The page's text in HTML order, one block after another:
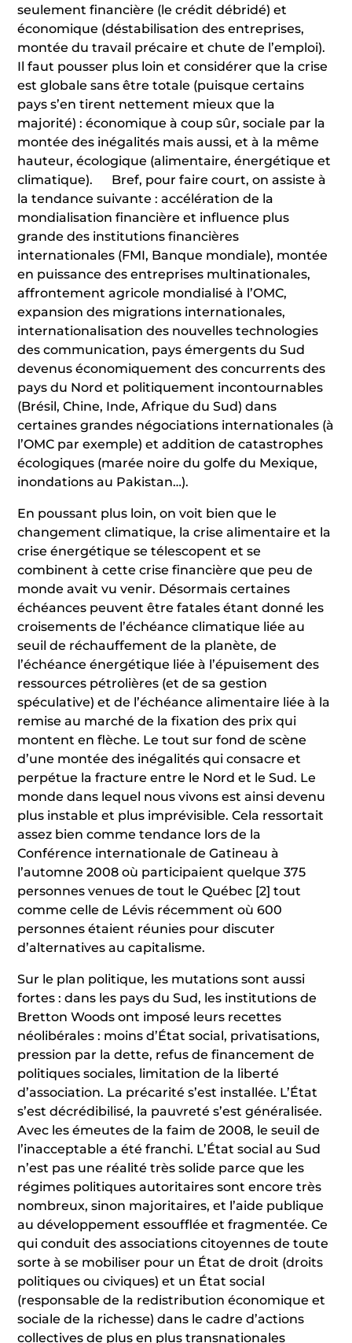
seulement financière (le crédit débridé) et
économique (déstabilisation des entreprises,
montée du travail précaire et chute de l’emploi).
Il faut pousser plus loin et considérer que la crise
est globale sans être totale (puisque certains
pays s’en tirent nettement mieux que la
majorité) : économique à coup sûr, sociale par la
montée des inégalités mais aussi, et à la même
hauteur, écologique (alimentaire, énergétique et
climatique). Bref, pour faire court, on assiste à
la tendance suivante : accélération de la
mondialisation financière et influence plus
grande des institutions financières
internationales (FMI, Banque mondiale), montée
en puissance des entreprises multinationales,
affrontement agricole mondialisé à l’OMC,
expansion des migrations internationales,
internationalisation des nouvelles technologies
des communication, pays émergents du Sud
devenus économiquement des concurrents des
pays du Nord et politiquement incontournables
(Brésil, Chine, Inde, Afrique du Sud) dans
certaines grandes négociations internationales (à
l’OMC par exemple) et addition de catastrophes
écologiques (marée noire du golfe du Mexique,
inondations au Pakistan…).
En poussant plus loin, on voit bien que le
changement climatique, la crise alimentaire et la
crise énergétique se télescopent et se
combinent à cette crise financière que peu de
monde avait vu venir. Désormais certaines
échéances peuvent être fatales étant donné les
croisements de l’échéance climatique liée au
seuil de réchauffement de la planète, de
l’échéance énergétique liée à l’épuisement des
ressources pétrolières (et de sa gestion
spéculative) et de l’échéance alimentaire liée à la
remise au marché de la fixation des prix qui
montent en flèche. Le tout sur fond de scène
d’une montée des inégalités qui consacre et
perpétue la fracture entre le Nord et le Sud. Le
monde dans lequel nous vivons est ainsi devenu
plus instable et plus imprévisible. Cela ressortait
assez bien comme tendance lors de la
Conférence internationale de Gatineau à
l’automne 2008 où participaient quelque 375
personnes venues de tout le Québec [2] tout
comme celle de Lévis récemment où 600
personnes étaient réunies pour discuter
d’alternatives au capitalisme.
Sur le plan politique, les mutations sont aussi
fortes : dans les pays du Sud, les institutions de
Bretton Woods ont imposé leurs recettes
néolibérales : moins d’État social, privatisations,
pression par la dette, refus de financement de
politiques sociales, limitation de la liberté
d’association. La précarité s’est installée. L’État
s’est décrédibilisé, la pauvreté s’est généralisée.
Avec les émeutes de la faim de 2008, le seuil de
l’inacceptable a été franchi. L’État social au Sud
n’est pas une réalité très solide parce que les
régimes politiques autoritaires sont encore très
nombreux, sinon majoritaires, et l’aide publique
au développement essoufflée et fragmentée. Ce
qui conduit des associations citoyennes de toute
sorte à se mobiliser pour un État de droit (droits
politiques ou civiques) et un État social
(responsable de la redistribution économique et
sociale de la richesse) dans le cadre d’actions
collectives de plus en plus transnationales